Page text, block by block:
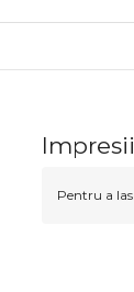
Pentru a